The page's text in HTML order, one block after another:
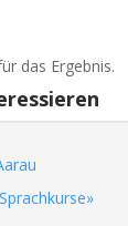
das Ergebnis.